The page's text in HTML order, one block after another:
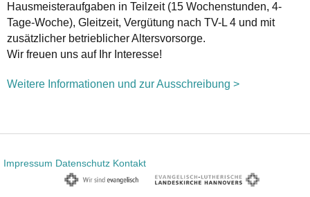
Hausmeisteraufgaben in Teilzeit (15 Wochenstunden, 4-
Tage-Woche), Gleitzeit, Vergütung nach TV-L 4 und mit
zusätzlicher betrieblicher Altersvorsorge.
Wir freuen uns auf Ihr Interesse!
Weitere Informationen und zur Ausschreibung >
Impressum Datenschutz Kontakt